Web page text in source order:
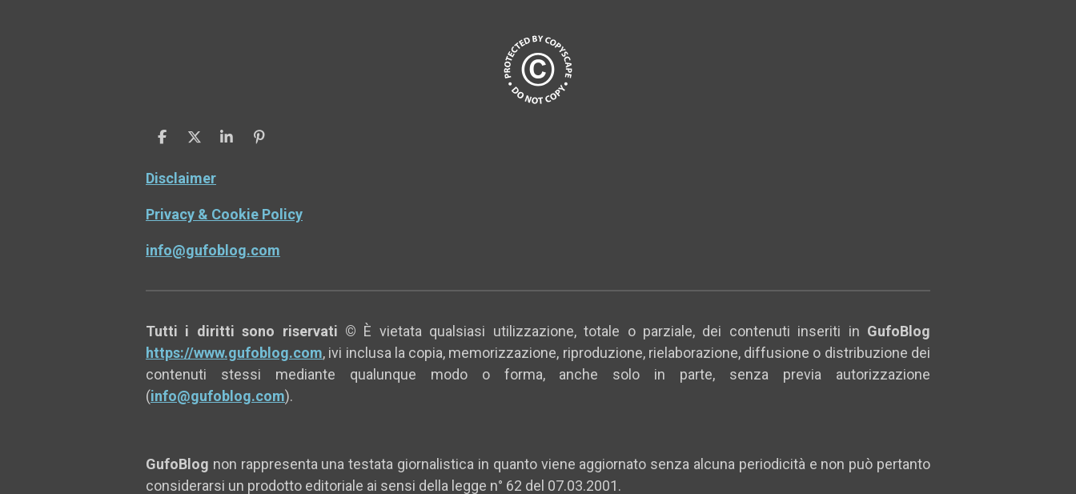
C
d
v
d
i
C
d
v
i
C
v
d
i
P
Disclaimer
Privacy & Cookie Policy
info@gufoblog.com
Tutti i diritti sono riservati © È vietata qualsiasi utilizzazione, totale o parziale, dei contenuti inseriti in GufoBlog
https://www.gufoblog.com, ivi inclusa la copia, memorizzazione, riproduzione, rielaborazione, diffusione o distribuzione dei
contenuti stessi mediante qualunque modo o forma, anche solo in parte, senza previa autorizzazione
(info@gufoblog.com).
GufoBlog non rappresenta una testata giornalistica in quanto viene aggiornato senza alcuna periodicità e non può pertanto
considerarsi un prodotto editoriale ai sensi della legge n° 62 del 07.03.2001.